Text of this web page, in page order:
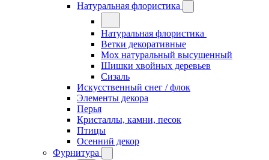
Натуральная флористика
Натуральная флористика
Ветки декоративные
Мох натуральный высушенный
Шишки хвойных деревьев
Сизаль
Искусственный снег / флок
Элементы декора
Перья
Кристаллы, камни, песок
Птицы
Осенний декор
Фурнитура